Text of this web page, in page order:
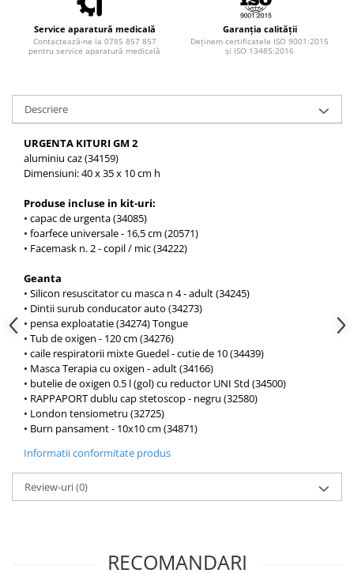
Incubatoare
Injectomate si infuzomate
Lampi de operatie si medicale
Lensmetre
Lupe chirurgicale
Masini de sflefuit lentile
Mese chirurgicale oftalmologice
Mese operatii
Monitoare fetale
Monitoare pacient
Negatoscoape
Nazofaringoscoape
OCT - Tomografe in coerenta
optica
Oftalmoscoape
Optotipuri, teste de vedere si
proiectoare de teste
Service aparatură medicală
Contactează-ne la 0785 857 857
pentru service aparatură medicală
Garanția calității
Deținem certificatele ISO 9001:2015
și ISO 13485:2016
Descriere
URGENTA KITURI GM 2
aluminiu caz (34159)
Dimensiuni: 40 x 35 x 10 cm h
Produse incluse in kit-uri:
• capac de urgenta (34085)
• foarfece universale - 16,5 cm (20571)
• Facemask n. 2 - copil / mic (34222)
Geanta
• Silicon resuscitator cu masca n 4 - adult (34245)
• Dintii surub conducator auto (34273)
• pensa exploatatie (34274) Tongue
• Tub de oxigen - 120 cm (34276)
• caile respiratorii mixte Guedel - cutie de 10 (34439)
• Masca Terapia cu oxigen - adult (34166)
• butelie de oxigen 0.5 l (gol) cu reductor UNI Std (34500)
• RAPPAPORT dublu cap stetoscop - negru (32580)
• London tensiometru (32725)
• Burn pansament - 10x10 cm (34871)
Informatii conformitate produs
Review-uri(0)
RECOMANDARI